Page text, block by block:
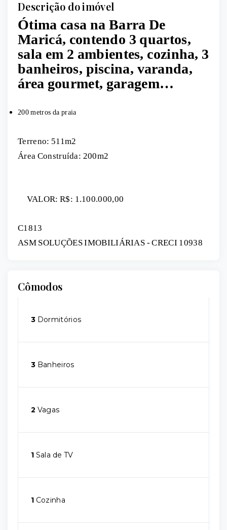
Descrição do imóvel
Ótima casa na Barra De
Maricá, contendo 3 quartos,
sala em 2 ambientes, cozinha, 3
banheiros, piscina, varanda,
área gourmet, garagem…
200 metros da praia
Terreno: 511m2
Área Construída: 200m2
VALOR: R$: 1.100.000,00
C1813
ASM SOLUÇÕES IMOBILIÁRIAS - CRECI 10938
Cômodos
3 Dormitórios
3 Banheiros
2 Vagas
1 Sala de TV
1 Cozinha